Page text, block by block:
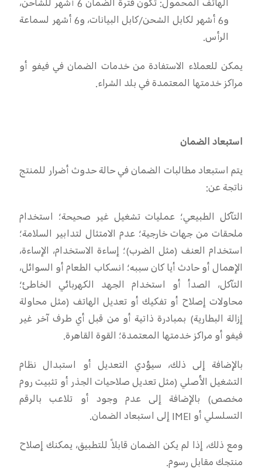
الهاتف المحمول: تكون فترة الضمان 6 أشهر للشاحن،
و6 أشهر لكابل الشحن/كابل البيانات، و6 أشهر لسماعة
الرأس.
يمكن للعملاء الاستفادة من خدمات الضمان في فيفو أو
مراكز خدمتها المعتمدة في بلد الشراء.
استبعاد الضمان
يتم استبعاد مطالبات الضمان في حالة حدوث أضرار للمنتج
ناتجة عن:
التآكل الطبيعي؛ عمليات تشغيل غير صحيحة؛ استخدام
ملحقات من جهات خارجية؛ عدم الامتثال لتدابير السلامة؛
استخدام العنف (مثل الضرب)؛ إساءة الاستخدام، الإساءة،
الإهمال أو حادث أيا كان سببه؛ انسكاب الطعام أو السوائل،
التآكل، الصدأ أو استخدام الجهد الكهربائي الخاطئ؛
محاولات إصلاح أو تفكيك أو تعديل الهاتف (مثل محاولة
إزالة البطارية) بمبادرة ذاتية أو من قبل أي طرف آخر غير
فيفو أو مراكز خدمتها المعتمدة؛ القوة القاهرة.
بالإضافة إلى ذلك، سيؤدي التعديل أو استبدال نظام
التشغيل الأصلي (مثل تعديل صلاحيات الجذر أو تثبيت روم
مخصص) بالإضافة إلى عدم وجود أو تلاعب بالرقم
التسلسلي أو
إلى استبعاد الضمان.
ومع ذلك، إذا لم يكن الضمان قابلاً للتطبيق، يمكنك إصلاح
منتجك مقابل رسوم.